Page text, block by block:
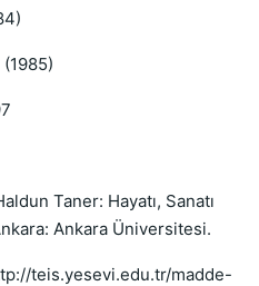
(1985)
Taner: Hayatı, Sanatı
Ankara Üniversitesi.
teis.yesevi.edu.tr/madde-